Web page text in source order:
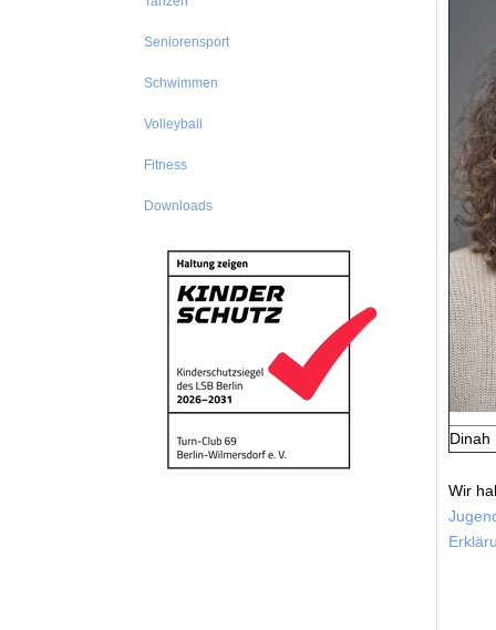
Seniorensport
Schwimmen
Volleyball
Fitness
Downloads
Dinah
Wir